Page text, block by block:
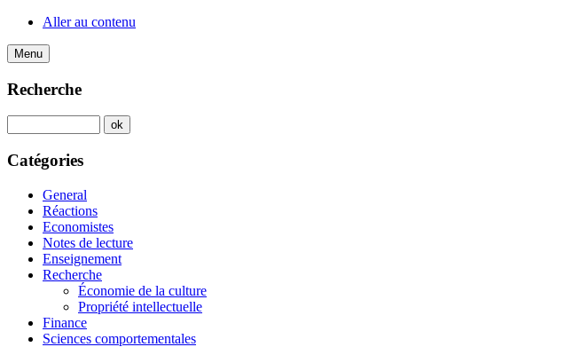
Aller au contenu
Menu
Recherche
Catégories
General
Réactions
Economistes
Notes de lecture
Enseignement
Recherche
Économie de la culture
Propriété intellectuelle
Finance
Sciences comportementales